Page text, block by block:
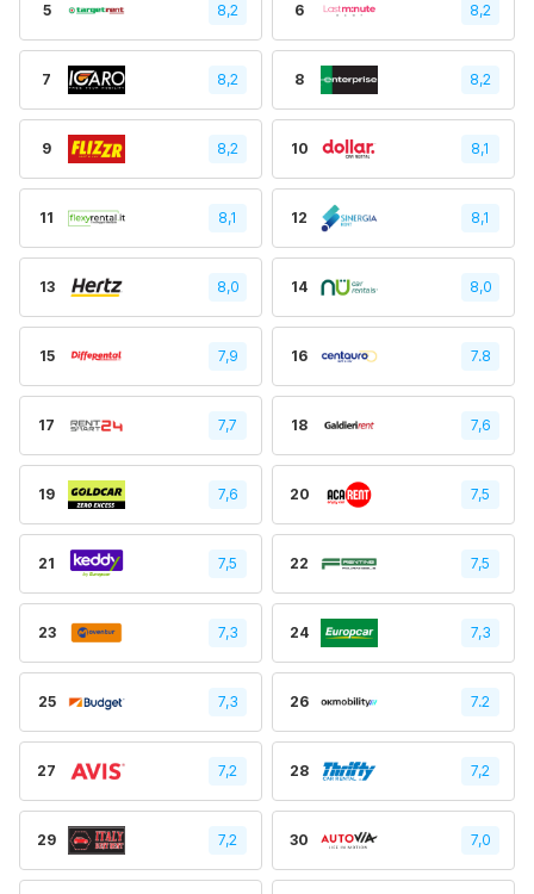
5 8,2 6 8,2
7 8,2 8 8,2
9 8,2 10 8,1
11 8,1 12 8,1
13 8,0 14 8,0
15 7,9 16 7.8
17 7,7 18 7,6
19 7,6 20 7,5
21 7,5 22 7,5
23 7,3 24 7,3
25 7,3 26 7.2
27 7,2 28 7,2
29 7,2 30 7,0